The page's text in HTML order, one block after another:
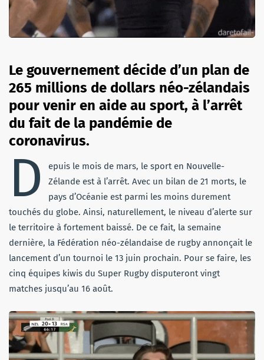
Le gouvernement décide d’un plan de
265 millions de dollars néo-zélandais
pour venir en aide au sport, à l’arrêt
du fait de la pandémie de
coronavirus.
D
epuis le mois de mars, le sport en Nouvelle-
Zélande est à l’arrêt. Avec un bilan de 21 morts, le
pays d’Océanie est parmi les moins durement
touchés du globe. Ainsi, naturellement, le niveau d’alerte sur
le territoire à fortement baissé. De ce fait, la semaine
dernière, la Fédération néo-zélandaise de rugby annonçait le
lancement d’un tournoi le 13 juin prochain. Pour se faire, les
cinq équipes kiwis du Super Rugby disputeront vingt
matches jusqu’au 16 août.